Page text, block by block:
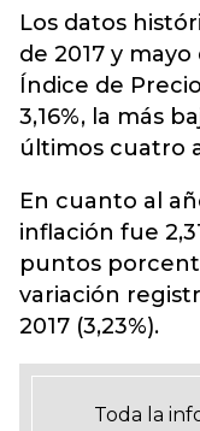
Los datos
de 2017 y mayo
Índice de
3,16%, la más
últimos cuatro
En cuanto al
inflación fue
puntos
variación
2017 (3,23%).
Toda la